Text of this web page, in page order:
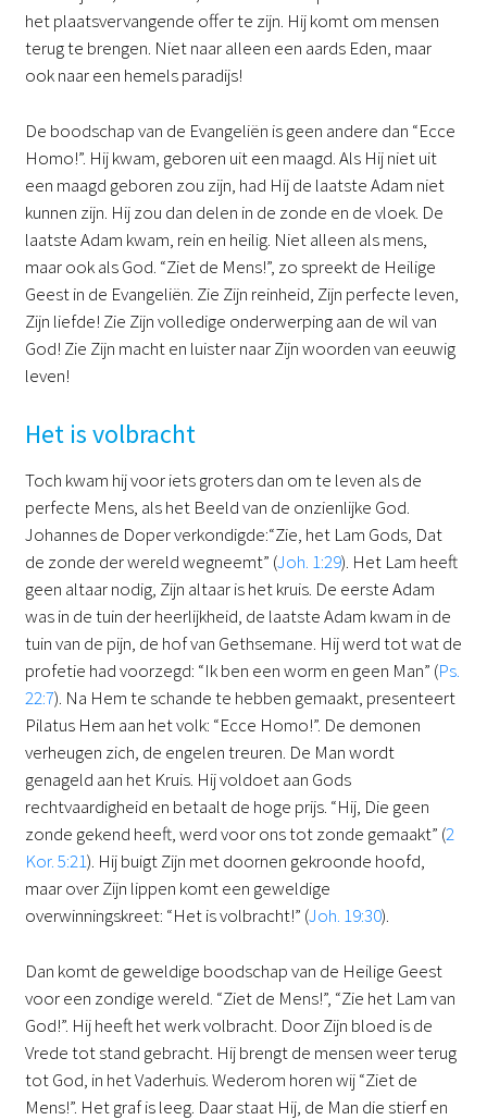
het plaatsvervangende offer te zijn. Hij komt om mensen
terug te brengen. Niet naar alleen een aards Eden, maar
ook naar een hemels paradijs!
De boodschap van de Evangeliën is geen andere dan “Ecce
Homo!”. Hij kwam, geboren uit een maagd. Als Hij niet uit
een maagd geboren zou zijn, had Hij de laatste Adam niet
kunnen zijn. Hij zou dan delen in de zonde en de vloek. De
laatste Adam kwam, rein en heilig. Niet alleen als mens,
maar ook als God. “Ziet de Mens!”, zo spreekt de Heilige
Geest in de Evangeliën. Zie Zijn reinheid, Zijn perfecte leven,
Zijn liefde! Zie Zijn volledige onderwerping aan de wil van
God! Zie Zijn macht en luister naar Zijn woorden van eeuwig
leven!
Het is volbracht
Toch kwam hij voor iets groters dan om te leven als de
perfecte Mens, als het Beeld van de onzienlijke God.
Johannes de Doper verkondigde:“Zie, het Lam Gods, Dat
de zonde der wereld wegneemt” (Joh. 1:29). Het Lam heeft
geen altaar nodig, Zijn altaar is het kruis. De eerste Adam
was in de tuin der heerlijkheid, de laatste Adam kwam in de
tuin van de pijn, de hof van Gethsemane. Hij werd tot wat de
profetie had voorzegd: “Ik ben een worm en geen Man” (Ps.
22:7). Na Hem te schande te hebben gemaakt, presenteert
Pilatus Hem aan het volk: “Ecce Homo!”. De demonen
verheugen zich, de engelen treuren. De Man wordt
genageld aan het Kruis. Hij voldoet aan Gods
rechtvaardigheid en betaalt de hoge prijs. “Hij, Die geen
zonde gekend heeft, werd voor ons tot zonde gemaakt” (2
Kor. 5:21). Hij buigt Zijn met doornen gekroonde hoofd,
maar over Zijn lippen komt een geweldige
overwinningskreet: “Het is volbracht!” (Joh. 19:30).
Dan komt de geweldige boodschap van de Heilige Geest
voor een zondige wereld. “Ziet de Mens!”, “Zie het Lam van
God!”. Hij heeft het werk volbracht. Door Zijn bloed is de
Vrede tot stand gebracht. Hij brengt de mensen weer terug
tot God, in het Vaderhuis. Wederom horen wij “Ziet de
Mens!”. Het graf is leeg. Daar staat Hij, de Man die stierf en